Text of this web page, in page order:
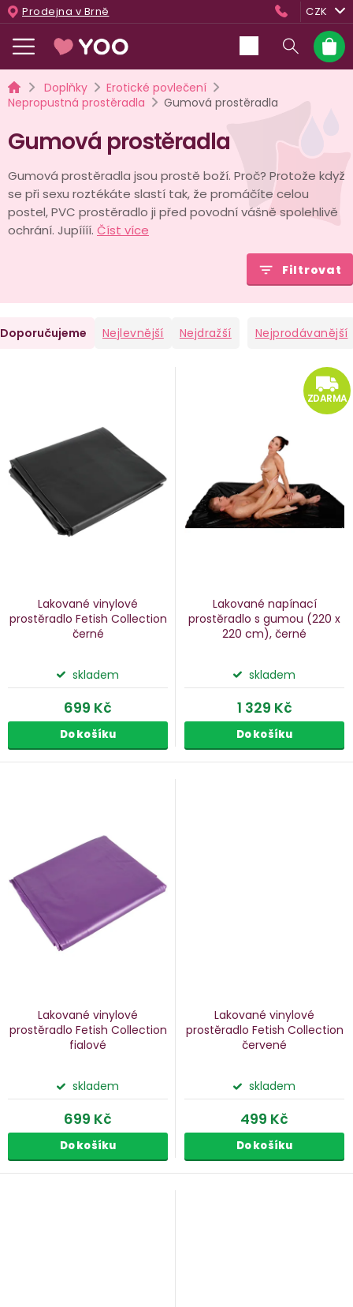
Přejít
na
obsah
Prodejna v Brně CZK
košík
DomůDoplňky
Erotické povlečení
Nepropustná prostěradla
Gumová prostěradla
Gumová prostěradla
Gumová prostěradla jsou prostě boží. Proč? Protože když
se při sexu roztékáte slastí tak, že promáčíte celou
postel, PVC prostěradlo ji před povodní vášně spolehlivě
ochrání. Jupíííí. Číst více
Filtrovat
Doporučujeme Nejlevnější Nejdražší Nejprodávanější
Lakované vinylové
prostěradlo Fetish Collection
černé
skladem
699 Kč
Do košíku
ZDARMA
Lakované napínací
prostěradlo s gumou (220 x
220 cm), černé
skladem
1 329 Kč
Do košíku
Lakované vinylové
prostěradlo Fetish Collection
fialové
skladem
699 Kč
Do košíku
Lakované vinylové
prostěradlo Fetish Collection
červené
skladem
499 Kč
Do košíku